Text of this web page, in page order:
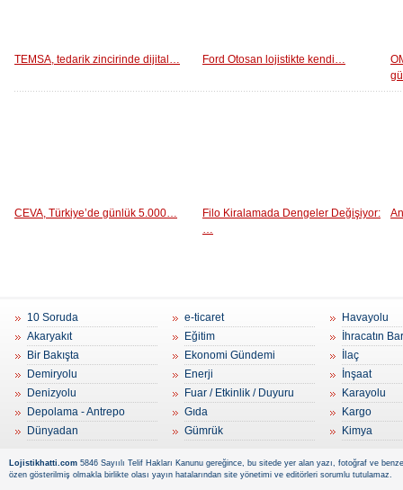
TEMSA, tedarik zincirinde dijital… Ford Otosan lojistikte kendi…
CEVA, Türkiye’de günlük 5.000…
Filo Kiralamada Dengeler Değişiyor:
…
10 Soruda
Akaryakıt
Bir Bakışta
Demiryolu
Denizyolu
Depolama - Antrepo
Dünyadan
e-ticaret
Eğitim
Ekonomi Gündemi
Enerji
Fuar / Etkinlik / Duyuru
Gıda
Gümrük
Havayolu
İhracatın
İlaç
İnşaat
Karayolu
Kargo
Kimya
Lojistikhatti.com 5846 Sayıılı Telif Hakları Kanunu gereğince, bu sitede yer alan yazı, fotoğraf ve
özen gösterilmiş olmakla birlikte olası yayın hatalarından site yönetimi ve editörleri sorumlu tutulamaz.